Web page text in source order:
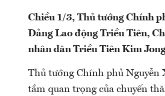
Chiều 1/3, Thủ tướng Chính
Đảng Lao động Triều Tiên,
nhân dân Triều Tiên Kim
Thủ tướng Chính phủ Nguyễn
tầm quan trọng của chuyến